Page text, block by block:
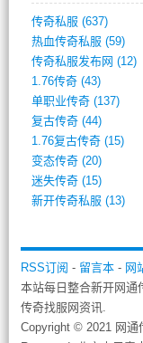
传奇私服 (637)
热血传奇私服 (59)
传奇私服发布网 (12)
1.76传奇(43)
单职业传奇(137)
复古传奇(44)
1.76复古传奇(15)
变态传奇(20)
迷失传奇(15)
新开传奇私服 (13)
RSS订阅 - 留言本- 网
本站每日整合新开网通
传奇找服网资讯.
Copyright © 2021 网通